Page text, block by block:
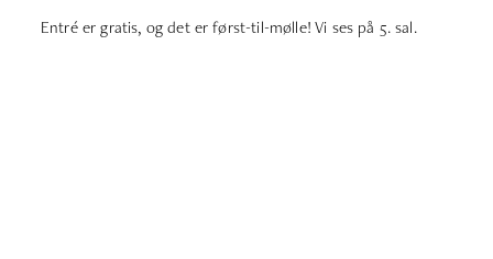
Entré er gratis, og det er først-til-mølle! Vi ses på 5. sal.